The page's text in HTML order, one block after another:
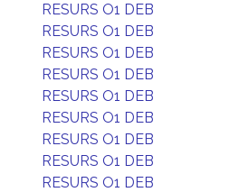
RESURS O1 DEB
RESURS O1 DEB
RESURS O1 DEB
RESURS O1 DEB
RESURS O1 DEB
RESURS O1 DEB
RESURS O1 DEB
RESURS O1 DEB
RESURS O1 DEB